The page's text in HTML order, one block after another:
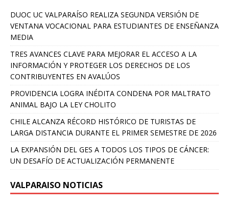
DUOC UC VALPARAÍSO REALIZA SEGUNDA VERSIÓN DE
VENTANA VOCACIONAL PARA ESTUDIANTES DE ENSEÑANZA
MEDIA
TRES AVANCES CLAVE PARA MEJORAR EL ACCESO A LA
INFORMACIÓN Y PROTEGER LOS DERECHOS DE LOS
CONTRIBUYENTES EN AVALÚOS
PROVIDENCIA LOGRA INÉDITA CONDENA POR MALTRATO
ANIMAL BAJO LA LEY CHOLITO
CHILE ALCANZA RÉCORD HISTÓRICO DE TURISTAS DE
LARGA DISTANCIA DURANTE EL PRIMER SEMESTRE DE 2026
LA EXPANSIÓN DEL GES A TODOS LOS TIPOS DE CÁNCER:
UN DESAFÍO DE ACTUALIZACIÓN PERMANENTE
VALPARAISO NOTICIAS